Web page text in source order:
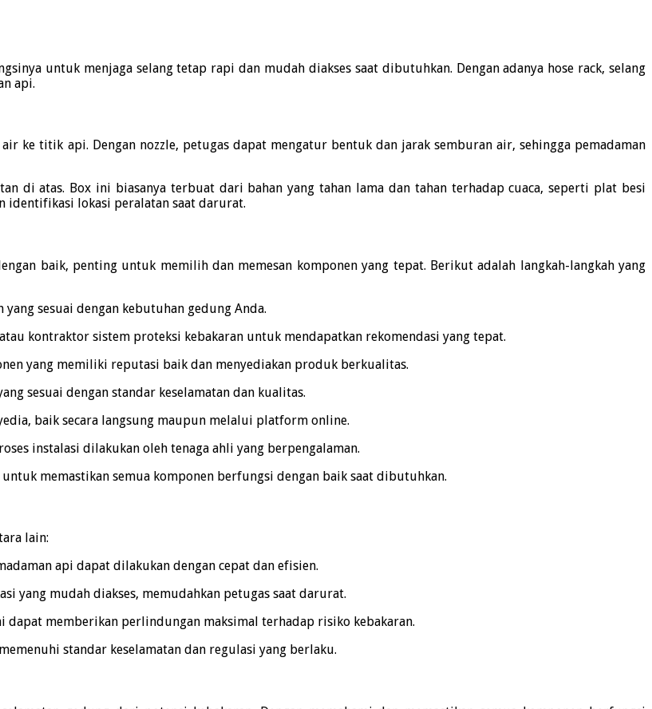
untuk menjaga selang tetap rapi dan mudah diakses saat dibutuhkan. Dengan adanya hose rack, selang
api.
air ke titik api. Dengan nozzle, petugas dapat mengatur bentuk dan jarak semburan air, sehingga pemadaman
di atas. Box ini biasanya terbuat dari bahan yang tahan lama dan tahan terhadap cuaca, seperti plat besi
identifikasi lokasi peralatan saat darurat.
baik, penting untuk memilih dan memesan komponen yang tepat. Berikut adalah langkah-langkah yang
sesuai dengan kebutuhan gedung Anda.
kontraktor sistem proteksi kebakaran untuk mendapatkan rekomendasi yang tepat.
yang memiliki reputasi baik dan menyediakan produk berkualitas.
sesuai dengan standar keselamatan dan kualitas.
baik secara langsung maupun melalui platform online.
instalasi dilakukan oleh tenaga ahli yang berpengalaman.
memastikan semua komponen berfungsi dengan baik saat dibutuhkan.
lain:
api dapat dilakukan dengan cepat dan efisien.
yang mudah diakses, memudahkan petugas saat darurat.
dapat memberikan perlindungan maksimal terhadap risiko kebakaran.
standar keselamatan dan regulasi yang berlaku.